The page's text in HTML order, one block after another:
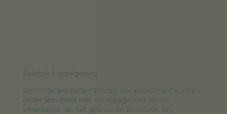
Gebruik & regelgeving
Sommige producten binnen ons assortiment kunnen
onder specifieke wet- en regelgeving vallen,
afhankelijk van het gebruik en de locatie. Wij